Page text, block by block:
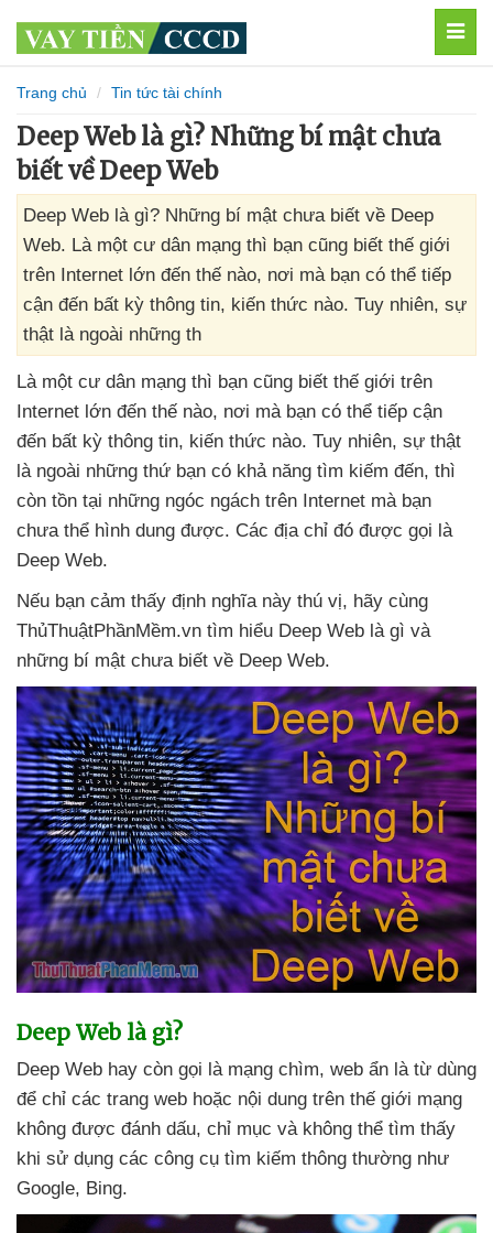
Trang chủ Tin tức tài chính
Deep Web là gì? Những bí mật chưa
biết về Deep Web
Deep Web là gì? Những bí mật chưa biết về Deep
Web. Là một cư dân mạng thì bạn cũng biết thế giới
trên Internet lớn đến thế nào, nơi mà bạn có thể tiếp
cận đến bất kỳ thông tin, kiến thức nào. Tuy nhiên, sự
thật là ngoài những th
Là một cư dân mạng thì bạn cũng biết thế giới trên
Internet lớn đến thế nào, nơi mà bạn có thể tiếp cận
đến bất kỳ thông tin, kiến thức nào. Tuy nhiên, sự thật
là ngoài những thứ bạn có khả năng tìm kiếm đến, thì
còn tồn tại những ngóc ngách trên Internet mà bạn
chưa thể hình dung được. Các địa chỉ đó được gọi là
Deep Web.
Nếu bạn cảm thấy định nghĩa này thú vị, hãy cùng
ThủThuậtPhầnMềm.vn tìm hiểu Deep Web là gì và
những bí mật chưa biết về Deep Web.
Deep Web là gì?
Deep Web hay còn gọi là mạng chìm, web ẩn là từ dùng
để chỉ các trang web hoặc nội dung trên thế giới mạng
không được đánh dấu, chỉ mục và không thể tìm thấy
khi sử dụng các công cụ tìm kiếm thông thường như
Google, Bing.